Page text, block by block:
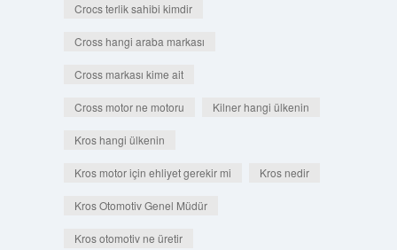
Crocs terlik sahibi kimdir
Cross hangi araba markası
Cross markası kime ait
Cross motor ne motoru Kilner hangi ülkenin
Kros hangi ülkenin
Kros motor için ehliyet gerekir mi Kros nedir
Kros Otomotiv Genel Müdür
Kros otomotiv ne üretir